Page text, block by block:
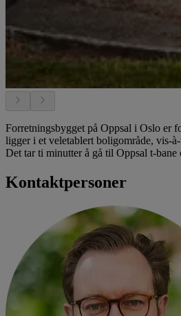
Forretningsbygget på Oppsal i Oslo er
ligger i et veletablert boligområde, vis-
Det tar ti minutter å gå til Oppsal t-bane
Kontaktpersoner